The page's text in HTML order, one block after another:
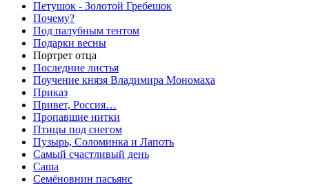
Петушок - Золотой Гребешок
Почему?
Под палубным тентом
Подарки весны
Портрет отца
Последние листья
Поучение князя Владимира Мономаха
Приказ
Привет, Россия…
Пропавшие нитки
Птицы под снегом
Пузырь, Соломинка и Лапоть
Самый счастливый день
Саша
Семёновнин пасьянс